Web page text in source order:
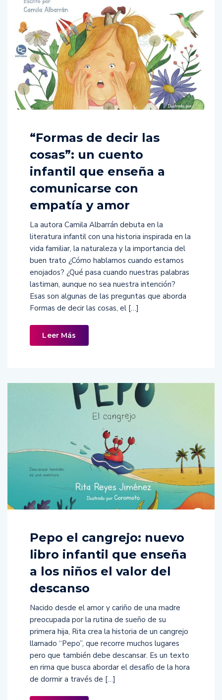
“Formas de decir las
cosas”: un cuento
infantil que enseña a
comunicarse con
empatía y amor
La autora Camila Albarrán debuta en la
literatura infantil con una historia inspirada en la
vida familiar, la naturaleza y la importancia del
buen trato ¿Cómo hablamos cuando estamos
enojados? ¿Qué pasa cuando nuestras palabras
lastiman, aunque no sea nuestra intención?
Esas son algunas de las preguntas que aborda
Formas de decir las cosas, el […]
Leer Más
Pepo el cangrejo: nuevo
libro infantil que enseña
a los niños el valor del
descanso
Nacido desde el amor y cariño de una madre
preocupada por la rutina de sueño de su
primera hija, Rita crea la historia de un cangrejo
llamado “Pepo”, que recorre muchos lugares
pero que también debe descansar. Es un texto
en rima que busca abordar el desafío de la hora
de dormir a través de […]